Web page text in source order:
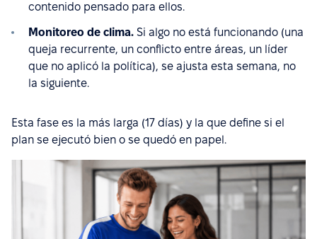
contenido pensado para ellos.
Monitoreo de clima. Si algo no está funcionando (una
queja recurrente, un conflicto entre áreas, un líder
que no aplicó la política), se ajusta esta semana, no
la siguiente.
Esta fase es la más larga (17 días) y la que define si el
plan se ejecutó bien o se quedó en papel.